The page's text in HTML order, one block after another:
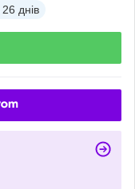
26 днів